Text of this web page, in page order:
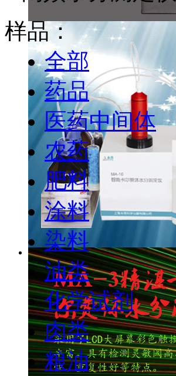
样品：
全部
药品
医药中间体
农药
肥料
涂料
染料
油类
化学试剂
肉类
粮油